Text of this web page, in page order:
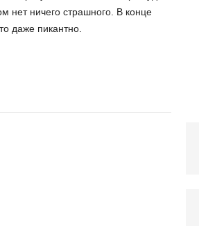
нет ничего страшного. В конце
даже пикантно.